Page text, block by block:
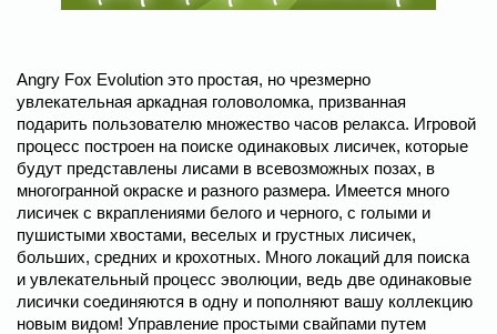
Angry Fox Evolution это простая, но чрезмерно
увлекательная аркадная головоломка, призванная
подарить пользователю множество часов релакса. Игровой
процесс построен на поиске одинаковых лисичек, которые
будут представлены лисами в всевозможных позах, в
многогранной окраске и разного размера. Имеется много
лисичек с вкраплениями белого и черного, с голыми и
пушистыми хвостами, веселых и грустных лисичек,
больших, средних и крохотных. Много локаций для поиска
и увлекательный процесс эволюции, ведь две одинаковые
лисички соединяются в одну и пополняют вашу коллекцию
новым видом! Управление простыми свайпами путем